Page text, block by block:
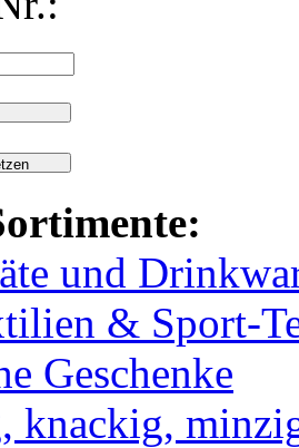
und
& Sport-
Geschenke
knackig,